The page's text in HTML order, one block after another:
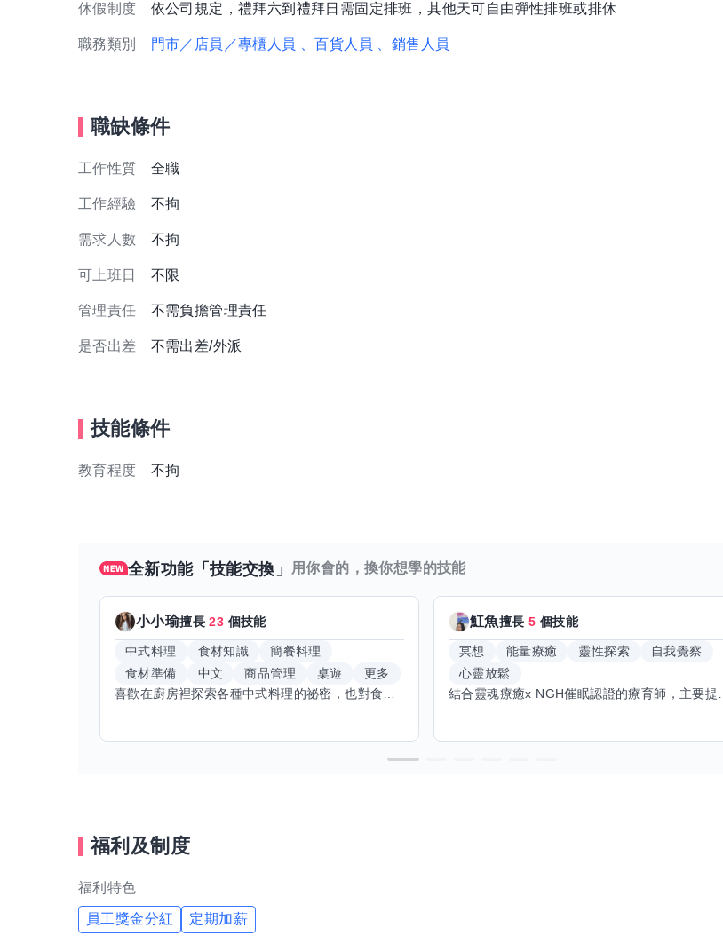
休假制度 依公司規定，禮拜六到禮拜日需固定排班，其他天可自由彈性排班或排休
職務類別 門市／店員／專櫃人員 、百貨人員 、銷售人員
職缺條件
工作性質 全職
工作經驗 不拘
需求人數 不拘
可上班日 不限
管理責任 不需負擔管理責任
是否出差 不需出差/外派
技能條件
教育程度 不拘
全新功能「技能交換」 用你會的，換你想學的技能
小小瑜擅長23 個技能
中式料理 食材知識
簡餐料理
食材準備
中文 商品管理 桌遊
更多
喜歡在廚房裡探索各種中式料理的祕密，也對食材的挑選和搭配充滿熱情。平常生活裡，簡餐料理是我的拿手好戲，讓人輕鬆又滿足。最近開始對手繪、攝影和影片剪輯有濃厚興趣，想找伙伴一起學習交換技能，互相激盪創意！希望能和你一起開心成長，分享不只是技術，更是快樂和靈感的碰撞。
魟魚擅長5 個技能
冥想 能量療癒 靈性探索
自我覺察
心靈放鬆
結合靈魂療癒x NGH催眠認
福利及制度
福利特色
員工獎金分紅 定期加薪